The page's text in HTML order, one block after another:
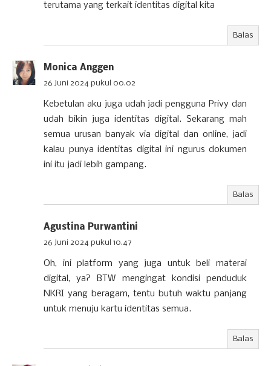
terutama yang terkait identitas digital kita
Balas
Monica Anggen
26 Juni 2024 pukul 00.02
Kebetulan aku juga udah jadi pengguna Privy dan
udah bikin juga identitas digital. Sekarang mah
semua urusan banyak via digital dan online, jadi
kalau punya identitas digital ini ngurus dokumen
ini itu jadi lebih gampang.
Balas
Agustina Purwantini
26 Juni 2024 pukul 10.47
Oh, ini platform yang juga untuk beli materai
digital, ya? BTW mengingat kondisi penduduk
NKRI yang beragam, tentu butuh waktu panjang
untuk menuju kartu identitas semua.
Balas